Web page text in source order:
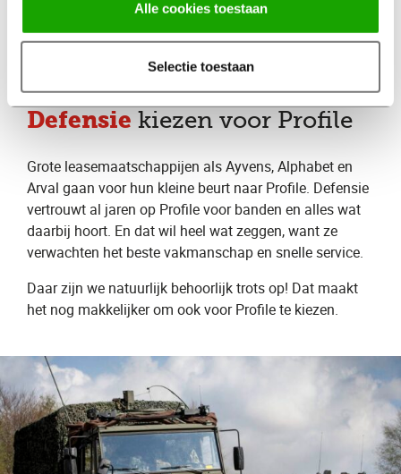
Alle cookies toestaan
Selectie toestaan
over te slaan. Zo voorkom je slijtage en onverwachte
reparaties.
Leasemaatschappijen en
Defensie kiezen voor Profile
Grote leasemaatschappijen als Ayvens, Alphabet en
Arval gaan voor hun kleine beurt naar Profile. Defensie
vertrouwt al jaren op Profile voor banden en alles wat
daarbij hoort. En dat wil heel wat zeggen, want ze
verwachten het beste vakmanschap en snelle service.
Daar zijn we natuurlijk behoorlijk trots op! Dat maakt
het nog makkelijker om ook voor Profile te kiezen.